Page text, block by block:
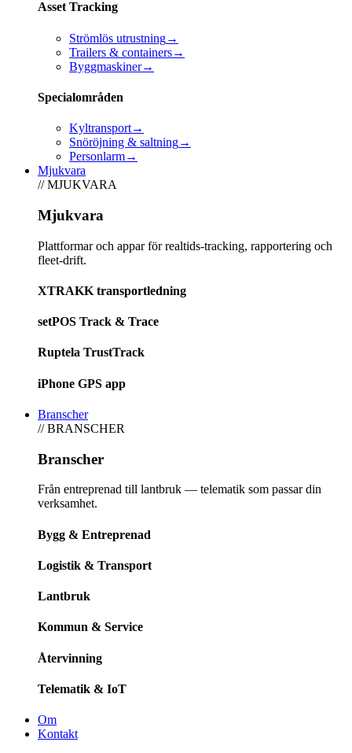
Asset Tracking
Strömlös utrustning→
Trailers & containers→
Byggmaskiner→
Specialområden
Kyltransport→
Snöröjning & saltning→
Personlarm→
Mjukvara
// MJUKVARA
Mjukvara
Plattformar och appar för realtids-tracking, rapportering och
fleet-drift.
XTRAKK transportledning
setPOS Track & Trace
Ruptela TrustTrack
iPhone GPS app
Branscher
// BRANSCHER
Branscher
Från entreprenad till lantbruk — telematik som passar din
verksamhet.
Bygg & Entreprenad
Logistik & Transport
Lantbruk
Kommun & Service
Återvinning
Telematik & IoT
Om
Kontakt